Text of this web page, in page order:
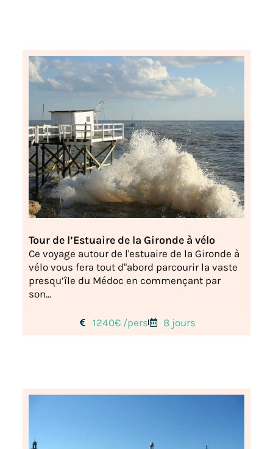
Tour de l’Estuaire de la Gironde à vélo
Ce voyage autour de l'estuaire de la Gironde à
vélo vous fera tout d"abord parcourir la vaste
presqu’île du Médoc en commençant par
son...
1240€ /pers 8 jours